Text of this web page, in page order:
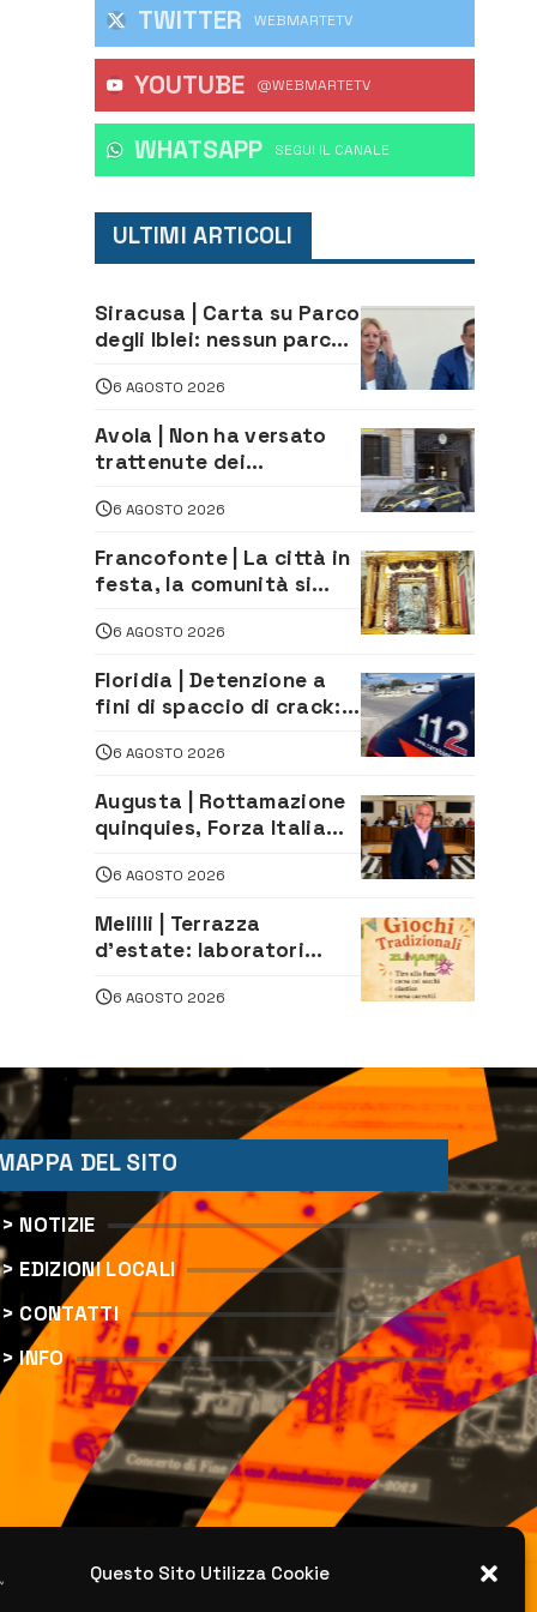
Questo Sito Utilizza Cookie
TWITTER WEBMARTETV
YOUTUBE @WEBMARTETV
WHATSAPP ‎SEGUI IL CANALE
ULTIMI ARTICOLI
Siracusa | Carta su Parco
degli Iblei: nessun parco
comunità e il territorio
6 AGOSTO 2026
Avola | Non ha versato
trattenute dei
oltre 700 mila euro a
imprenditore della
climatizzazione
6 AGOSTO 2026
Francofonte | La città in
festa, la comunità si
della Neve tra fede e
tradizione
6 AGOSTO 2026
Floridia | Detenzione a
fini di spaccio di crack:
6 AGOSTO 2026
Augusta | Rottamazione
quinquies, Forza Italia
«La proposta è nostra»
6 AGOSTO 2026
Melilli | Terrazza
d’estate: laboratori
styling e giochi
6 AGOSTO 2026
DEL SITO
> NOTIZIE
> EDIZIONI LOCALI
> CONTATTI
> INFO